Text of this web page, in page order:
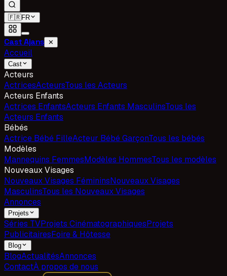
🇫🇷FR
Cast Ajans ✕
Accueil
Cast
Acteurs
ActricesActeursTous les Acteurs
Acteurs Enfants
Actrices EnfantsActeurs Enfants MasculinsTous les
Acteurs Enfants
Bébés
Actrice Bébé FilleActeur Bébé GarçonTous les bébés
Modèles
Mannequins FemmesModèles HommesTous les modèles
Nouveaux Visages
Nouveaux Visages FémininsNouveaux Visages
MasculinsTous les Nouveaux Visages
Annonces
Projets
Séries TVProjets CinématographiquesProjets
PublicitairesFoire & Hôtesse
Blog
BlogActualitésAnnonces
ContactÀ propos de nous